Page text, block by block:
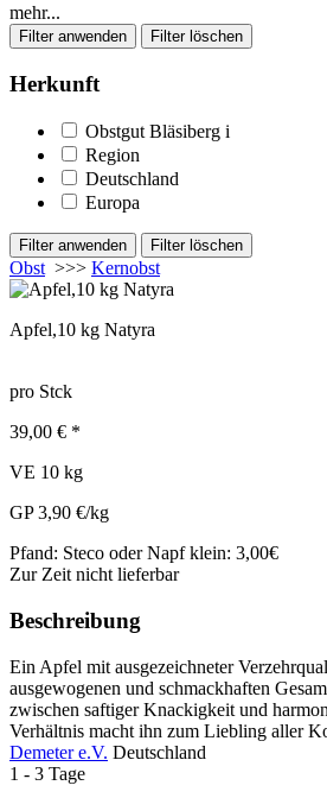
mehr...
Herkunft
Obstgut Bläsiberg i
Region
Deutschland
Europa
Obst >>> Kernobst
Apfel,10 kg Natyra
pro Stck
39,00 € *
VE 10 kg
GP 3,90 €/kg
Pfand: Steco oder Napf klein: 3,00€
Zur Zeit nicht lieferbar
Beschreibung
Ein Apfel mit ausgezeichneter
ausgewogenen und schmackhaften
zwischen saftiger Knackigkeit und
Verhältnis macht ihn zum Liebling aller
Demeter e.V. Deutschland
1 - 3 Tage